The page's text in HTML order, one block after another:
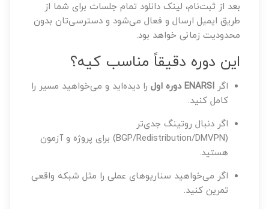
بعد از ثبت‌نام، لینک دانلود تمام جلسات برای شما از
طریق ایمیل ارسال و فعال می‌شود و دسترسی‌تان بدون
محدودیت زمانی خواهد بود.
این دوره دقیقاً مناسب کیه؟
اگر ENARSI دوره اول
را دیده‌اید و می‌خواهید مسیر را
کامل کنید.
اگر دنبال روتینگ جدی‌تر
(BGP/Redistribution/DMVPN) برای پروژه و آزمون
هستید.
اگر می‌خواهید سناریوهای عملی را مثل شبکه واقعی
تمرین کنید.